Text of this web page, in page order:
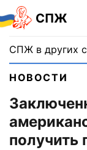
СПЖ
СПЖ в других
НОВОСТИ
получить